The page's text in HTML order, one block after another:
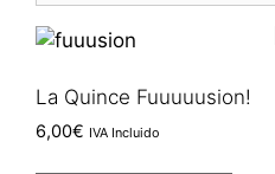
La Quince Fuuuuusion!
6,00€ IVA Incluido